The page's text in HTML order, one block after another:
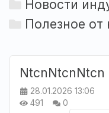
Новости
Полезное от
NtcnNtcnNtcn
28.01.2026 13:06
491
0